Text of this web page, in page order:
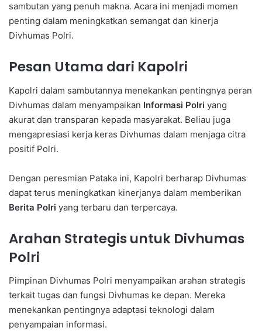
sambutan yang penuh makna. Acara ini menjadi momen
penting dalam meningkatkan semangat dan kinerja
Divhumas Polri.
Pesan Utama dari Kapolri
Kapolri dalam sambutannya menekankan pentingnya peran
Divhumas dalam menyampaikan Informasi Polri yang
akurat dan transparan kepada masyarakat. Beliau juga
mengapresiasi kerja keras Divhumas dalam menjaga citra
positif Polri.
Dengan peresmian Pataka ini, Kapolri berharap Divhumas
dapat terus meningkatkan kinerjanya dalam memberikan
Berita Polri yang terbaru dan terpercaya.
Arahan Strategis untuk Divhumas
Polri
Pimpinan Divhumas Polri menyampaikan arahan strategis
terkait tugas dan fungsi Divhumas ke depan. Mereka
menekankan pentingnya adaptasi teknologi dalam
penyampaian informasi.